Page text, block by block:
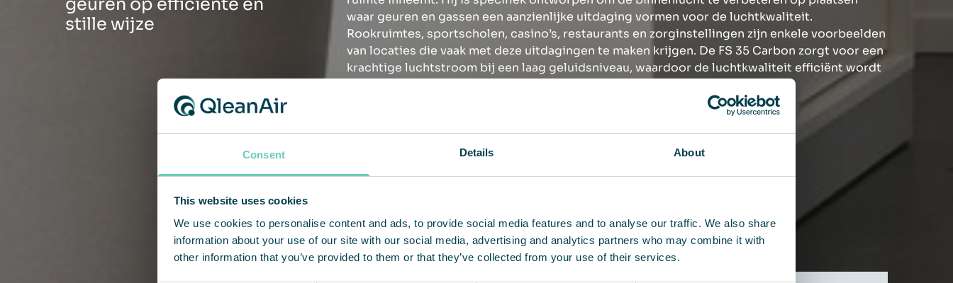
Consent Details About
This website uses cookies
We use cookies to personalise content and ads, to provide social media features and to analyse our traffic. We also share
information about your use of our site with our social media, advertising and analytics partners who may combine it with
other information that you’ve provided to them or that they’ve collected from your use of their services.
stille wijze
waar geuren en gassen een aanzienlijke uitdaging vormen voor de luchtkwaliteit.
Rookruimtes, sportscholen, casino’s, restaurants en zorginstellingen zijn enkele voorbeelden
van locaties die vaak met deze uitdagingen te maken krijgen. De FS 35 Carbon zorgt voor een
krachtige luchtstroom bij een laag geluidsniveau, waardoor de luchtkwaliteit efficiënt wordt
Neem gerust contact met ons op!